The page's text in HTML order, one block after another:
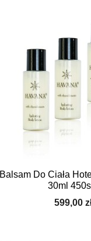
Balsam Do Ciała
30ml
599,00
Szybki